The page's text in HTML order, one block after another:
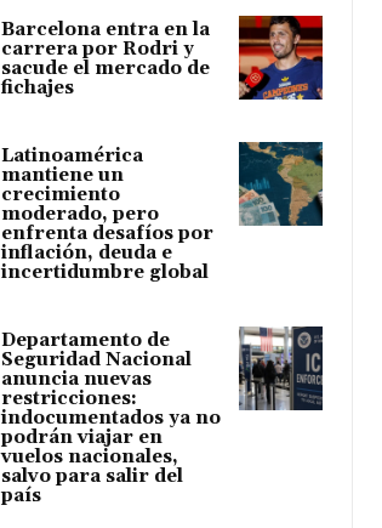
Barcelona entra en la
carrera por Rodri y
sacude el mercado de
fichajes
Latinoamérica
mantiene un
crecimiento
moderado, pero
enfrenta desafíos por
inflación, deuda e
incertidumbre global
Departamento de
Seguridad Nacional
anuncia nuevas
restricciones:
indocumentados ya no
podrán viajar en
vuelos nacionales,
salvo para salir del
país